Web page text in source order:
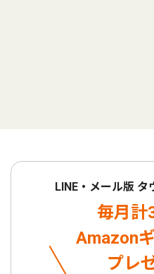
LINE・メール版 タ
毎月計
Amazon
プレ